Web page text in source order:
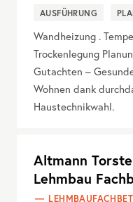
AUSFÜHRUNG
Wandheizung .
Trockenlegung
Gutachten –
Wohnen dank
Haustechnikwahl.
Altmann
Lehmbau